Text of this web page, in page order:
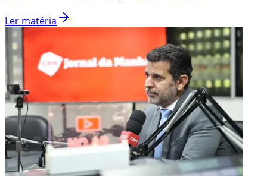
Ler matéria